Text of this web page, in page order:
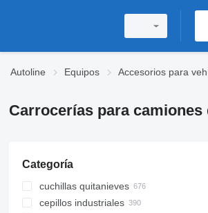
Autoline Equipos Accesorios para
Carrocerías para camiones
Categoría
cuchillas quitanieves
cepillos industriales